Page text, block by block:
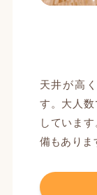
天井が高
す。大人
していま
備もありま